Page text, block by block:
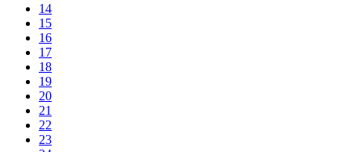
14
15
16
17
18
19
20
21
22
23